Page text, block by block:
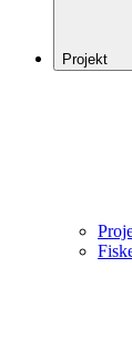
Projekt